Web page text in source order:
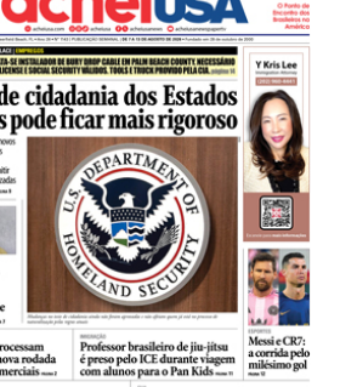
,ESTADOS UNIDOS,LOCAL
antigo da TV americana faz...